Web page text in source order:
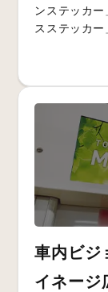
ンステッカ
スステッカー
車内ビジ
イネージ